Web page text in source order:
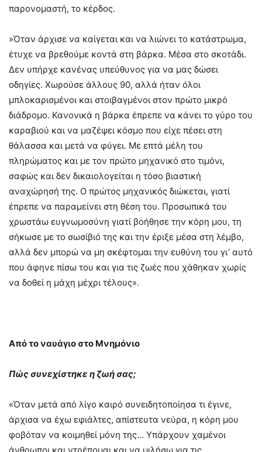
παρονομαστή, το κέρδος.
»Όταν άρχισε να καίγεται και να λιώνει το κατάστρωμα,
έτυχε να βρεθούμε κοντά στη βάρκα. Μέσα στο σκοτάδι.
Δεν υπήρχε κανένας υπεύθυνος για να μας δώσει
οδηγίες. Χωρούσε άλλους 90, αλλά ήταν όλοι
μπλοκαρισμένοι και στοιβαγμένοι στον πρώτο μικρό
διάδρομο. Κανονικά η βάρκα έπρεπε να κάνει το γύρο του
καραβιού και να μαζέψει κόσμο που είχε πέσει στη
θάλασσα και μετά να φύγει. Με επτά μέλη του
πληρώματος και με τον πρώτο μηχανικό στο τιμόνι,
σαφώς και δεν δικαιολογείται η τόσο βιαστική
αναχώρησή της. Ο πρώτος μηχανικός διώκεται, γιατί
έπρεπε να παραμείνει στη θέση του. Προσωπικά του
χρωστάω ευγνωμοσύνη γιατί βοήθησε την κόρη μου, τη
σήκωσε με το σωσίβιό της και την έριξε μέσα στη λέμβο,
αλλά δεν μπορώ να μη σκέφτομαι την ευθύνη του γι’ αυτό
που άφηνε πίσω του και για τις ζωές που χάθηκαν χωρίς
να δοθεί η μάχη μέχρι τέλους».
Από το ναυάγιο στο Μνημόνιο
Πώς συνεχίστηκε η ζωή σας;
«Όταν μετά από λίγο καιρό συνειδητοποίησα τι έγινε,
άρχισα να έχω εφιάλτες, απίστευτα νεύρα, η κόρη μου
φοβόταν να κοιμηθεί μόνη της… Υπάρχουν χαμένοι